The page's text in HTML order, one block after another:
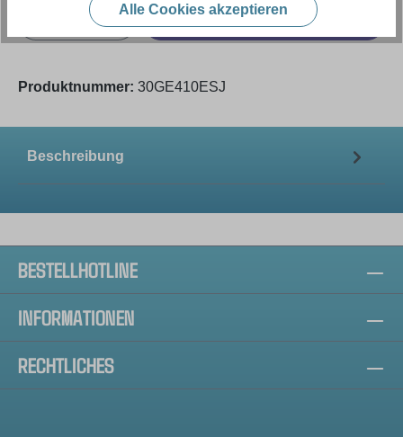
Produkt Anzahl: Gib den gewünschten
In den Warenkorb
Produktnummer: 30GE410ESJ
Beschreibung
BESTELLHOTLINE
INFORMATIONEN
RECHTLICHES
Alle Cookies akzeptieren